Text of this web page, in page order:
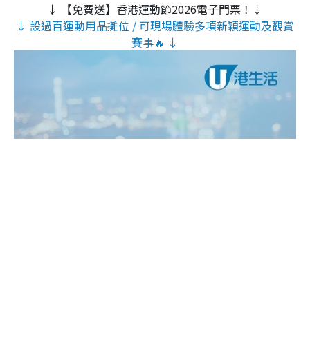
↓ 【免費送】香港運動節2026電子門票！↓
↓ 設過百運動用品攤位 / 可現場體驗多項新穎運動及觀賞
賽事🔥 ↓